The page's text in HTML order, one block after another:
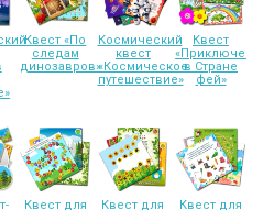
Квест «По
следам
динозавров»
Космический
квест
«Космическое
путешествие»
Квест
в Стране
фей»
Квест для
Квест для
Квест для